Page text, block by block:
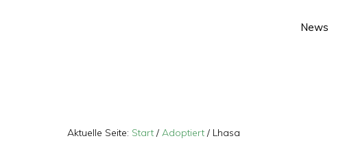
News
Aktuelle Seite: Start / Adoptiert / Lhasa